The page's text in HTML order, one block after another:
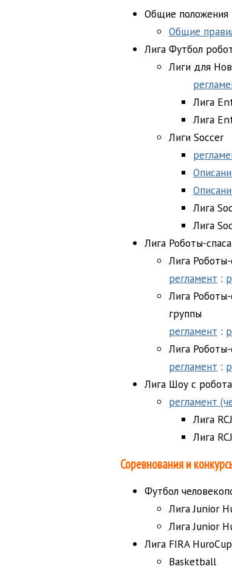
Общие
Общие
Лига Футбол
Лиги для
Лига
Лига
Лиги Soccer
Лига
Лига
Лига Роботы-
Лига
регламент :
Лига
группы
регламент :
Лига
регламент :
Лига Шоу с
регламент
Лига
Лига
Соревнования и
Футбол
Лига Junior
Лига Junior
Лига FIRA
Basketball